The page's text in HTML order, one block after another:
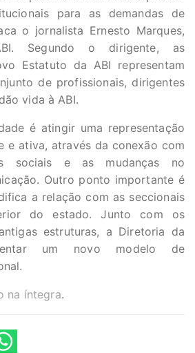
para as demandas de
o jornalista Ernesto Marques,
Segundo o dirigente, as
Estatuto da ABI representam
de profissionais, dirigentes
vida à ABI.
é atingir uma representação
e ativa, através da conexão com
sociais e as mudanças no
Outro ponto importante é
a relação com as seccionais
do estado. Junto com os
estruturas, a Diretoria da
um novo modelo de
na íntegra.